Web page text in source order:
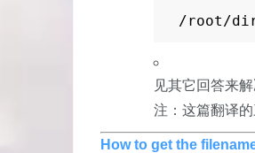
/root/
见其它回答来解
注：这篇翻译
How to get the